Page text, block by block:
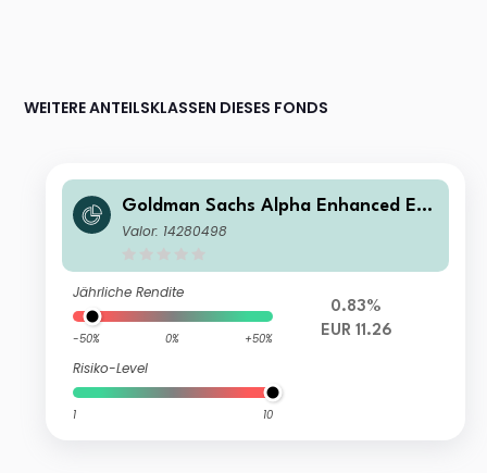
WEITERE ANTEILSKLASSEN DIESES FONDS
Goldman Sachs Alpha Enhanced Eur
ope Equity Active UCITS ETF Class E
Valor: 14280498
Jährliche Rendite
-50% 0% +50%
Risiko-Level
1 10
0.83%
EUR 11.26